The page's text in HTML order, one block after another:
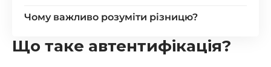
Чому важливо розуміти різницю?
Що таке автентифікація?